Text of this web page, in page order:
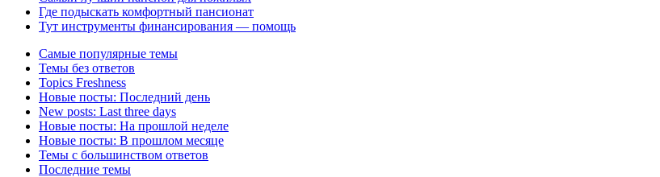
Где подыскать комфортный пансионат
Тут инструменты финансирования — помощь
Самые популярные темы
Темы без ответов
Topics Freshness
Новые посты: Последний день
New posts: Last three days
Новые посты: На прошлой неделе
Новые посты: В прошлом месяце
Темы с большинством ответов
Последние темы